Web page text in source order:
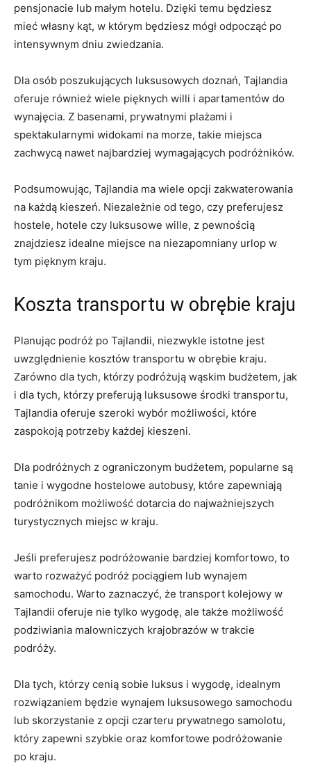
pensjonacie lub małym ‍hotelu. Dzięki temu będziesz
mieć​ własny ​kąt, w którym będziesz mógł odpocząć ​po
intensywnym ⁢dniu ‍zwiedzania.
Dla osób ‌poszukujących luksusowych doznań, Tajlandia
oferuje ⁣również wiele pięknych willi i apartamentów⁤ do
wynajęcia. Z basenami, prywatnymi plażami i
spektakularnymi widokami na morze, takie miejsca
zachwycą nawet najbardziej wymagających ‌podróżników.
Podsumowując, Tajlandia ma wiele opcji zakwaterowania
na ⁤każdą kieszeń. Niezależnie od tego, czy preferujesz​
hostele, hotele czy luksusowe wille, ⁢z pewnością
znajdziesz idealne miejsce na niezapomniany urlop w
tym pięknym kraju.
Koszta transportu w obrębie kraju
Planując podróż po Tajlandii, niezwykle istotne jest
‍uwzględnienie kosztów transportu w obrębie kraju.⁢
Zarówno ⁤dla tych, którzy podróżują wąskim ‍budżetem, jak
i dla ⁤tych, którzy preferują luksusowe środki transportu,
Tajlandia oferuje szeroki wybór możliwości, które
zaspokoją potrzeby⁣ każdej kieszeni.
Dla podróżnych z ograniczonym budżetem, popularne ‌są
tanie i wygodne hostelowe autobusy, które zapewniają
⁤podróżnikom‍ możliwość dotarcia do⁣ najważniejszych
turystycznych miejsc w kraju.
Jeśli preferujesz podróżowanie bardziej ⁢komfortowo, to
warto rozważyć podróż pociągiem ⁣lub wynajem
samochodu. Warto ⁣zaznaczyć, że transport⁤ kolejowy w
Tajlandii oferuje nie ⁣tylko wygodę, ale także możliwość
podziwiania malowniczych krajobrazów w trakcie
podróży.
Dla tych, którzy cenią sobie⁢ luksus i wygodę, idealnym⁣
rozwiązaniem będzie wynajem luksusowego samochodu
lub skorzystanie z opcji czarteru prywatnego samolotu,
który zapewni szybkie oraz komfortowe podróżowanie
po kraju.